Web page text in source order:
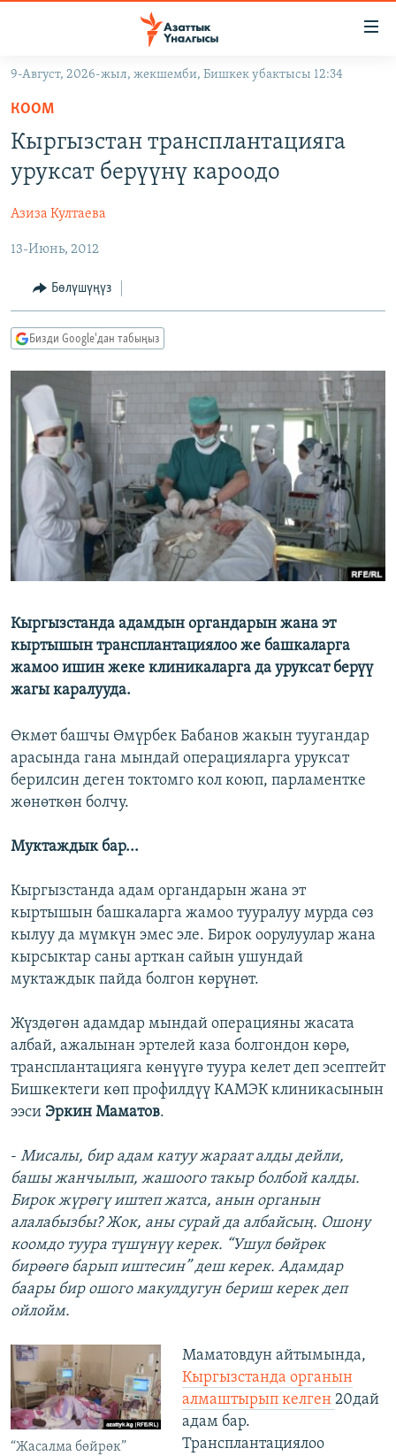
Навигацияга
өтүңүз
Издөөгө
салыңызКЫРГЫЗСТАН
ЭКОНОМИКА
МАДАНИЯТ
ДҮЙНӨ
БОРБОР АЗИЯ
УКРАИНА
АТАЙЫН ИЛИКТӨӨ
ТВ ПРОГРАММАЛАР
БҮГҮН АЗАТТЫКТА
БИЗ ЖАНА ДҮЙНӨ
ДАНИСТЕ
ЭЖЕ-СИҢДИЛЕР
АЗАТТЫК+
ЫҢГАЙСЫЗ СУРООЛОР
ПОДКАСТ
ӨЗГӨЧӨ ПИКИР
ОНЛАЙН ШЕРИНЕ
ЭЕ/АРнун бардык сайттары
9-Август, 2026-жыл, жекшемби, Бишкек убактысы 12:34
КООМ
Кыргызстан трансплантацияга
уруксат берүүнү кароодо
Азиза Култаева
13-Июнь, 2012
Бөлүшүңүз
Бизди Google'дан табыңыз
Кыргызстанда адамдын органдарын жана эт
кыртышын трансплантациялоо же башкаларга
жамоо ишин жеке клиникаларга да уруксат берүү
жагы каралууда.
Өкмөт башчы Өмүрбек Бабанов жакын туугандар
арасында гана мындай операцияларга уруксат
берилсин деген токтомго кол коюп, парламентке
жөнөткөн болчу.
Муктаждык бар...
Кыргызстанда адам органдарын жана эт
кыртышын башкаларга жамоо тууралуу мурда сөз
кылуу да мүмкүн эмес эле. Бирок оорулуулар жана
кырсыктар саны арткан сайын ушундай
муктаждык пайда болгон көрүнөт.
Жүздөгөн адамдар мындай операцияны жасата
албай, ажалынан эртелей каза болгондон көрө,
трансплантацияга көнүүгө туура келет деп эсептейт
Бишкектеги көп профилдүү КАМЭК клиникасынын
ээси Эркин Маматов.
- Мисалы, бир адам катуу жараат алды дейли,
башы жанчылып, жашоого такыр болбой калды.
Бирок жүрөгү иштеп жатса, анын органын
алалабызбы? Жок, аны сурай да албайсың. Ошону
коомдо туура түшүнүү керек. “Ушул бөйрөк
бирөөгө барып иштесин” деш керек. Адамдар
баары бир ошого макулдугун бериш керек деп
ойлойм.
“Жасалма бөйрөк”
Маматовдун айтымында,
Кыргызстанда органын
алмаштырып келген 20дай
адам бар.
Трансплантациялоо